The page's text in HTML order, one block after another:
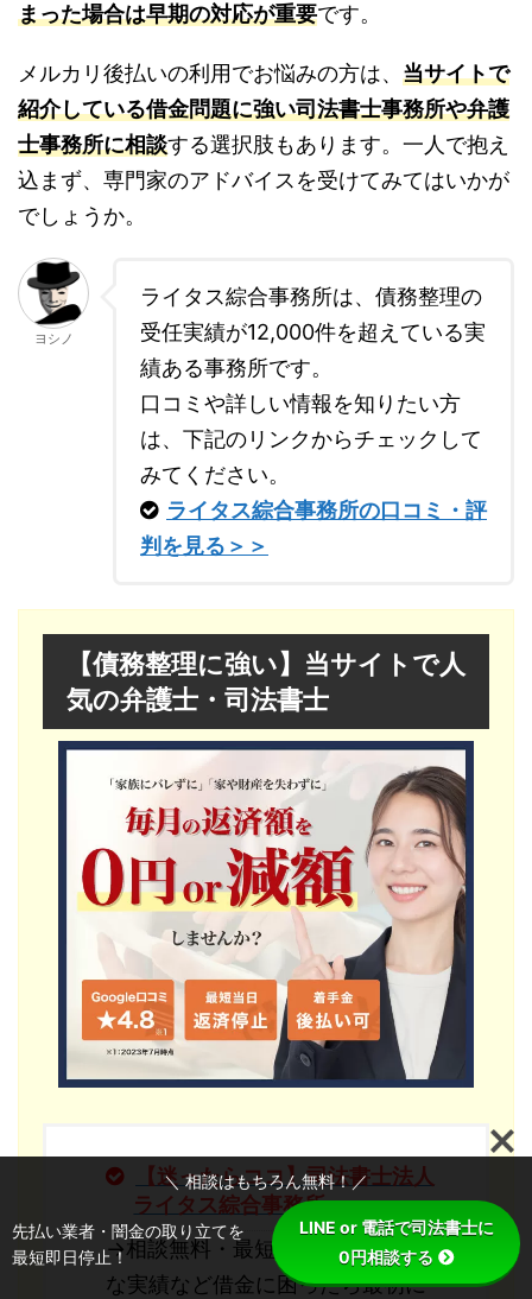
まった場合は早期の対応が重要です。
メルカリ後払いの利用でお悩みの方は、 当サイトで
紹介している借金問題に強い司法書士事務所や弁護
士事務所に相談する選択肢もあります。一人で抱え
込まず、専門家のアドバイスを受けてみてはいかが
でしょうか。
ヨシノ
ライタス綜合事務所は、債務整理の
受任実績が12,000件を超えている実
績ある事務所です。
口コミや詳しい情報を知りたい方
は、下記のリンクからチェックして
みてください。
ライタス綜合事務所の口コミ・評
判を見る＞＞
【債務整理に強い】当サイトで人
気の弁護士・司法書士
【迷ったらココ】司法書士法人
ライタス綜合事務所
→相談無料・最短即日対応・豊富
な実績など借金に困ったら最初に
＼ 相談はもちろん無料！／
先払い業者・闇金の取り立てを
最短即日停止！
LINE or 電話で司法書士に
0円相談する